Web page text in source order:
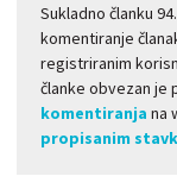
Sukladno članku
komentiranje
registriranim
članke obvezan je
komentiranja na
propisanim